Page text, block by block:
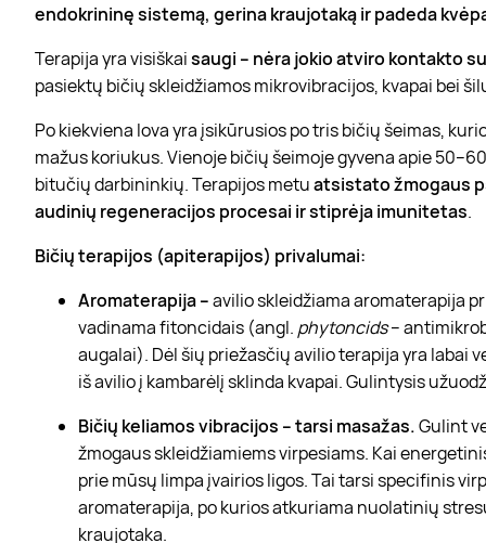
endokrininę sistemą, gerina kraujotaką ir padeda
Terapija yra visiškaisaugi – nėra jokio atviro kontakto
pasiektų bičių skleidžiamos mikrovibracijos, kvapai bei
Po kiekviena lova yra įsikūrusios po tris bičių šeimas,
mažus koriukus. Vienoje bičių šeimoje gyvena apie
bitučių darbininkių. Terapijos metuatsistato žmogaus
audinių regeneracijos procesai ir stiprėja imunitetas.
Bičių terapijos (apiterapijos) privalumai:
Aromaterapija –avilio skleidžiama aromaterapija
vadinama fitoncidais (angl. phytoncids–
augalai). Dėl šių priežasčių avilio terapija yra labai
iš avilio į kambarėlį sklinda kvapai. Gulintysis
Bičių keliamos vibracijos – tarsi masažas.Gulint
žmogaus skleidžiamiems virpesiams. Kai
prie mūsų limpa įvairios ligos. Tai tarsi specifinis
aromaterapija, po kurios atkuriama nuolatinių
kraujotaka.